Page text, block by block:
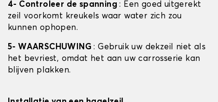
4- Controleer de spanning: Een goed uitgerekt
zeil voorkomt kreukels waar water zich zou
kunnen ophopen.
5- WAARSCHUWING: Gebruik uw dekzeil niet als
het bevriest, omdat het aan uw carrosserie kan
blijven plakken.